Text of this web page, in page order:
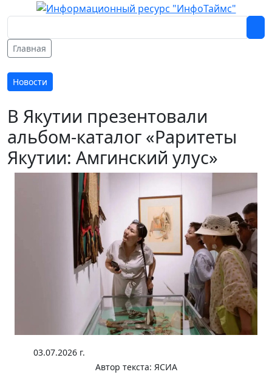
Главная
Новости
В Якутии презентовали
альбом-каталог «Раритеты
Якутии: Амгинский улус»
03.07.2026 г.
Автор текста: ЯСИА